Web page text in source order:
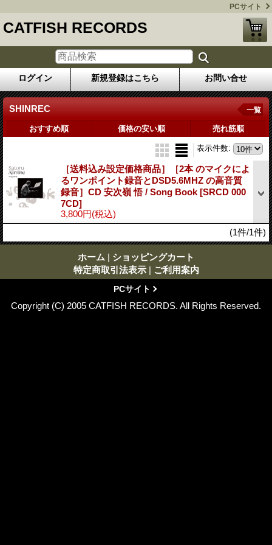
PCサイト
CATFISH RECORDS
ログイン 新規登録はこちら お問い合せ
SHINREC 一覧
おすすめ順 価格の安い順 売れ筋順
表示件数:
［送料込み設定価格商品］［2本 のマイクによ
るワンポイント録音とDSD5.6MHZ の高音質
録音］CD 安次嶺 悟 / Song Book [SRCD 000
7CD]
3,800円(税込)
(1件/1件)
ホーム | ショッピングカート
特定商取引法表示 | ご利用案内
PCサイト
Copyright (C) 2005 CATFISH RECORDS. All Rights Reserved.